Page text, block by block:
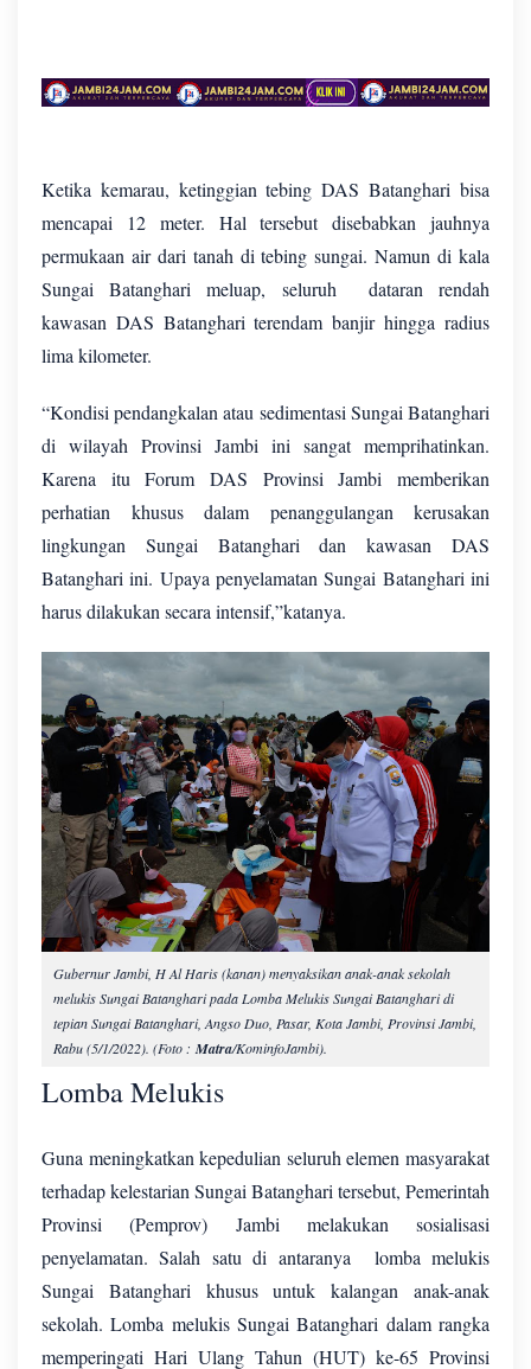
Ketika kemarau, ketinggian tebing DAS Batanghari bisa
mencapai 12 meter. Hal tersebut disebabkan jauhnya
permukaan air dari tanah di tebing sungai. Namun di kala
Sungai Batanghari meluap, seluruh dataran rendah
kawasan DAS Batanghari terendam banjir hingga radius
lima kilometer.
“Kondisi pendangkalan atau sedimentasi Sungai Batanghari
di wilayah Provinsi Jambi ini sangat memprihatinkan.
Karena itu Forum DAS Provinsi Jambi memberikan
perhatian khusus dalam penanggulangan kerusakan
lingkungan Sungai Batanghari dan kawasan DAS
Batanghari ini. Upaya penyelamatan Sungai Batanghari ini
harus dilakukan secara intensif,”katanya.
Gubernur Jambi, H Al Haris (kanan) menyaksikan anak-anak sekolah
melukis Sungai Batanghari pada Lomba Melukis Sungai Batanghari di
tepian Sungai Batanghari, Angso Duo, Pasar, Kota Jambi, Provinsi Jambi,
Rabu (5/1/2022). (Foto : Matra/KominfoJambi).
Lomba Melukis
Guna meningkatkan kepedulian seluruh elemen masyarakat
terhadap kelestarian Sungai Batanghari tersebut, Pemerintah
Provinsi (Pemprov) Jambi melakukan sosialisasi
penyelamatan. Salah satu di antaranya lomba melukis
Sungai Batanghari khusus untuk kalangan anak-anak
sekolah. Lomba melukis Sungai Batanghari dalam rangka
memperingati Hari Ulang Tahun (HUT) ke-65 Provinsi